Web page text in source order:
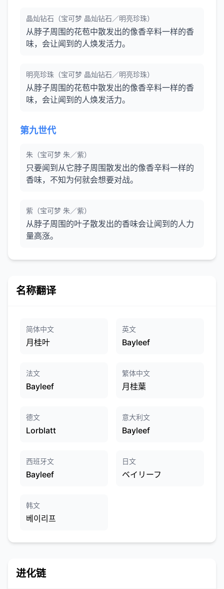
晶灿钻石（宝可梦 晶灿钻石／明亮珍珠）
从脖子周围的花苞中散发出的像香辛料一样的香
味，会让闻到的人焕发活力。
明亮珍珠（宝可梦 晶灿钻石／明亮珍珠）
从脖子周围的花苞中散发出的像香辛料一样的香
味，会让闻到的人焕发活力。
第九世代
朱（宝可梦 朱／紫）
只要闻到从它脖子周围散发出的像香辛料一样的
香味，不知为何就会想要对战。
紫（宝可梦 朱／紫）
从脖子周围的叶子散发出的香味会让闻到的人力
量高涨。
名称翻译
简体中文
月桂叶
英文
Bayleef
法文
Bayleef
繁体中文
月桂葉
德文
Lorblatt
意大利文
Bayleef
西班牙文
Bayleef
日文
ベイリーフ
韩文
베이리프
进化链